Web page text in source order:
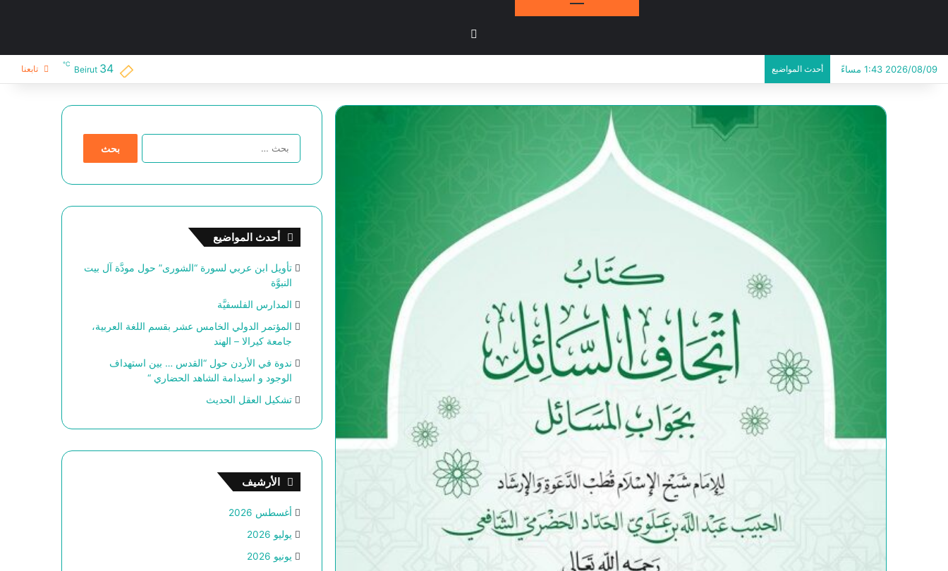
2026/08/09 1:43 مساءً أحدث المواضيع Beirut 34
℃ تابعنا
ا
ح
أحدث المواضيع
تأويل ابن عربي لسورة “الشورى” حول مودَّة آل بيت
النبوَّة
المدارس الفلسفيَّة
المؤتمر الدولي الخامس عشر بقسم اللغة العربية،
جامعة كيرالا – الهند
ندوة في الأردن حول “القدس … بين استهداف
الوجود و اسيدامة الشاهد الحضاري “
تشكيل العقل الحديث
الأرشيف
أغسطس 2026
يوليو 2026
يونيو 2026